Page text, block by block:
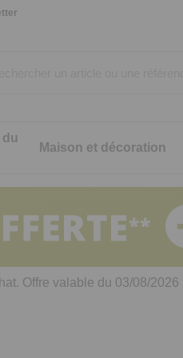
cuisine
Maison et décoration
intimité
Offre valable du 03/08/2026